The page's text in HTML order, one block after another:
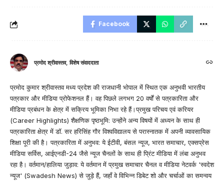
Facebook
प्रमोद श्रीवास्तव, विशेष संवाददाता
प्रमोद कुमार श्रीवास्तव मध्य प्रदेश की राजधानी भोपाल में स्थित एक अनुभवी भारतीय
पत्रकार और मीडिया प्रोफेशनल हैं। वह पिछले लगभग 20 वर्षों से पत्रकारिता और
मीडिया प्रबंधन के क्षेत्र में सक्रिय भूमिका निभा रहे हैं।प्रमुख परिचय एवं करियर
(Career Highlights) शैक्षणिक पृष्ठभूमि: उन्होंने अन्य विषयों में अध्यन के साथ ही
पत्रकारिता क्षेत्र में डॉ. सर हरिसिंह गौर विश्वविद्यालय से परास्नातक में अपनी व्यावसायिक
शिक्षा पूरी की है। पत्रकारिता में अनुभव: ये ईटीवी, बंसल न्यूज, भारत समाचार, एक्सप्रेस
मीडिया सर्विस, आईएनडी-24 जैसे न्यूज चैनलों के साथ ही प्रिंट मीडिया में लंबा अनुभव
रहा है। वर्तमान/हालिया जुड़ाव: ये वर्तमान में प्रमुख समाचार चैनल व मीडिया नेटवर्क 'स्वदेश
न्यूज' (Swadesh News) से जुड़े हैं, जहाँ वे विभिन्न डिबेट शो और चर्चाओं का समन्वय